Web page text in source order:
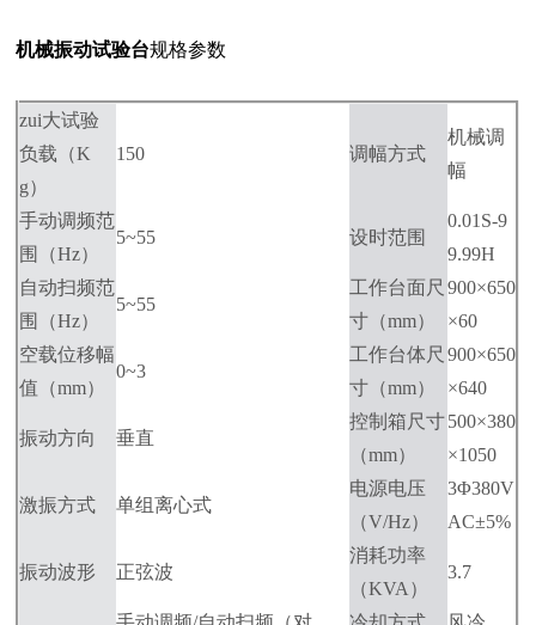
机械振动试验台规格参数
zui大试验
负载 （K
g）
150 调幅方式
机械调
幅
手动调频范
围
（Hz）
5~55 设时范围
0.01S-9
9.99H
自动扫频范
围
（Hz）
5~55
工作台面尺
寸 （mm）
900×650
×60
空载位移幅
值 （mm）
0~3
工作台体尺
寸 （mm）
900×650
×640
振动方向 垂直
控制箱尺寸
（mm）
500×380
×1050
激振方式 单组离心式
电源电压
（V/Hz）
3Φ380V
AC±5%
振动波形 正弦波
消耗功率
（KVA）
3.7